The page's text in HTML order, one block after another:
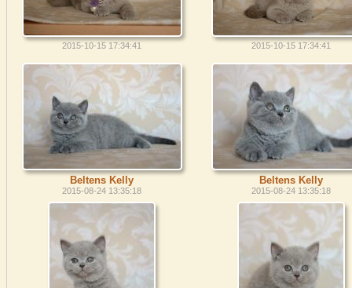
2015-10-15 17:34:41 2015-10-15 17:34:41
Beltens Kelly
2015-08-24 13:35:18
Beltens Kelly
2015-08-24 13:35:18